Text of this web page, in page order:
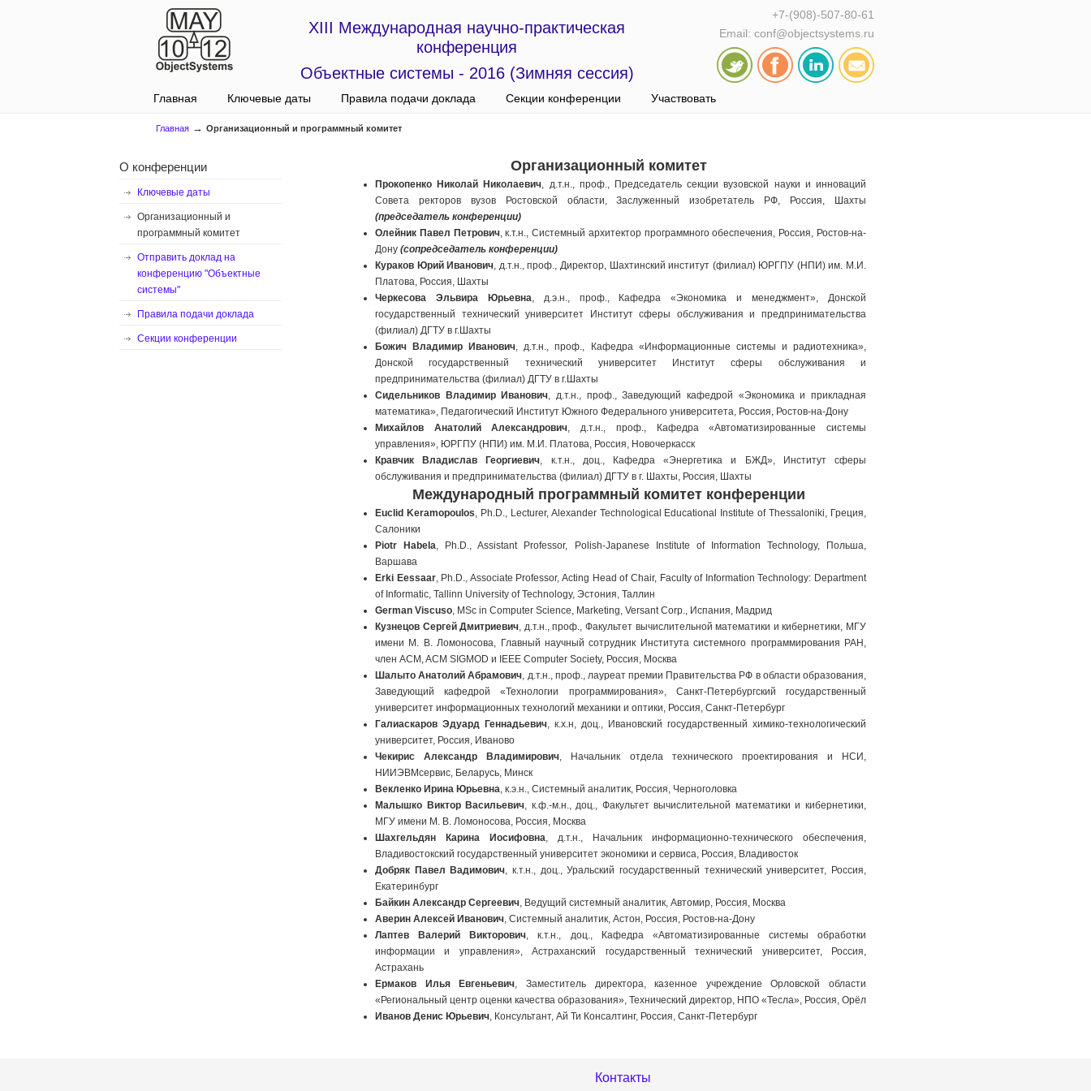
XIII Международная научно-практическая
конференция
Объектные системы - 2016 (Зимняя сессия)
+7-(908)-507-80-61
Email: conf@objectsystems.ru
Главная Ключевые даты Правила подачи доклада Секции конференции Участвовать
Главная → Организационный и программный комитет
Организационный комитет
Прокопенко Николай Николаевич, д.т.н., проф., Председатель секции вузовской науки и инноваций
Совета ректоров вузов Ростовской области, Заслуженный изобретатель РФ, Россия, Шахты
(председатель конференции)
Олейник Павел Петрович, к.т.н., Системный архитектор программного обеспечения, Россия, Ростов-на-
Дону (сопредседатель конференции)
Кураков Юрий Иванович, д.т.н., проф., Директор, Шахтинский институт (филиал) ЮРГПУ (НПИ) им. М.И.
Платова, Россия, Шахты
Черкесова Эльвира Юрьевна, д.э.н., проф., Кафедра «Экономика и менеджмент», Донской
государственный технический университет Институт сферы обслуживания и предпринимательства
(филиал) ДГТУ в г.Шахты
Божич Владимир Иванович, д.т.н., проф., Кафедра «Информационные системы и радиотехника»,
Донской государственный технический университет Институт сферы обслуживания и
предпринимательства (филиал) ДГТУ в г.Шахты
Сидельников Владимир Иванович, д.т.н., проф., Заведующий кафедрой «Экономика и прикладная
математика», Педагогический Институт Южного Федерального университета, Россия, Ростов-на-Дону
Михайлов Анатолий Александрович, д.т.н., проф., Кафедра «Автоматизированные системы
управления», ЮРГПУ (НПИ) им. М.И. Платова, Россия, Новочеркасск
Кравчик Владислав Георгиевич, к.т.н., доц., Кафедра «Энергетика и БЖД», Институт сферы
обслуживания и предпринимательства (филиал) ДГТУ в г. Шахты, Россия, Шахты
Международный программный комитет конференции
Euclid Keramopoulos, Ph.D., Lecturer, Alexander Technological Educational Institute of Thessaloniki, Греция,
Салоники
Piotr Habela, Ph.D., Assistant Professor, Polish-Japanese Institute of Information Technology, Польша,
Варшава
Erki Eessaar, Ph.D., Associate Professor, Acting Head of Chair, Faculty of Information Technology: Department
of Informatic, Tallinn University of Technology, Эстония, Таллин
German Viscuso, MSc in Computer Science, Marketing, Versant Corp., Испания, Мадрид
Кузнецов Сергей Дмитриевич, д.т.н., проф., Факультет вычислительной математики и кибернетики, МГУ
имени М. В. Ломоносова, Главный научный сотрудник Института системного программирования РАН,
член ACM, ACM SIGMOD и IEEE Computer Society, Россия, Москва
Шалыто Анатолий Абрамович, д.т.н., проф., лауреат премии Правительства РФ в области образования,
Заведующий кафедрой «Технологии программирования», Санкт-Петербургский государственный
университет информационных технологий механики и оптики, Россия, Санкт-Петербург
Галиаскаров Эдуард Геннадьевич, к.х.н, доц., Ивановский государственный химико-технологический
университет, Россия, Иваново
Чекирис Александр Владимирович, Начальник отдела технического проектирования и НСИ,
НИИЭВМсервис, Беларусь, Минск
Векленко Ирина Юрьевна, к.э.н., Системный аналитик, Россия, Черноголовка
Малышко Виктор Васильевич, к.ф.-м.н., доц., Факультет вычислительной математики и кибернетики,
МГУ имени М. В. Ломоносова, Россия, Москва
Шахгельдян Карина Иосифовна, д.т.н., Начальник информационно-технического обеспечения,
Владивостокский государственный университет экономики и сервиса, Россия, Владивосток
Добряк Павел Вадимович, к.т.н., доц., Уральский государственный технический университет, Россия,
Екатеринбург
Байкин Александр Сергеевич, Ведущий системный аналитик, Автомир, Россия, Москва
Аверин Алексей Иванович, Системный аналитик, Астон, Россия, Ростов-на-Дону
Лаптев Валерий Викторович, к.т.н., доц., Кафедра «Автоматизированные системы обработки
информации и управления», Астраханский государственный технический университет, Россия,
Астрахань
Ермаков Илья Евгеньевич, Заместитель директора, казенное учреждение Орловской области
«Региональный центр оценки качества образования», Технический директор, НПО «Тесла», Россия, Орёл
Иванов Денис Юрьевич, Консультант, Ай Ти Консалтинг, Россия, Санкт-Петербург
О конференции
Ключевые даты
Организационный и
программный комитет
Отправить доклад на
конференцию "Объектные
системы"
Правила подачи доклада
Секции конференции
Контакты